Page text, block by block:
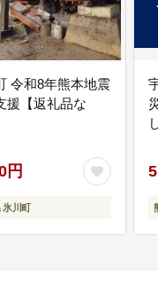
令和8年熊本地震
援【返礼品な
円
氷川町